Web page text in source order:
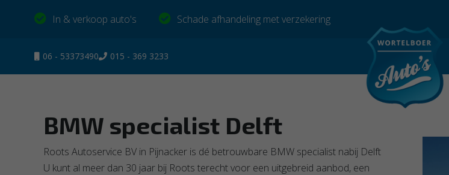
In & verkoop auto's Schade afhandeling met verzekering
06 - 53373490 015 - 369 3233
BMW specialist Delft
Roots Autoservice BV in Pijnacker is dé betrouwbare BMW specialist nabij Delft
U kunt al meer dan 30 jaar bij Roots terecht voor een uitgebreid aanbod, een